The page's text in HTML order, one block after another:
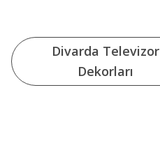
Divarda Televizor
Dekorları